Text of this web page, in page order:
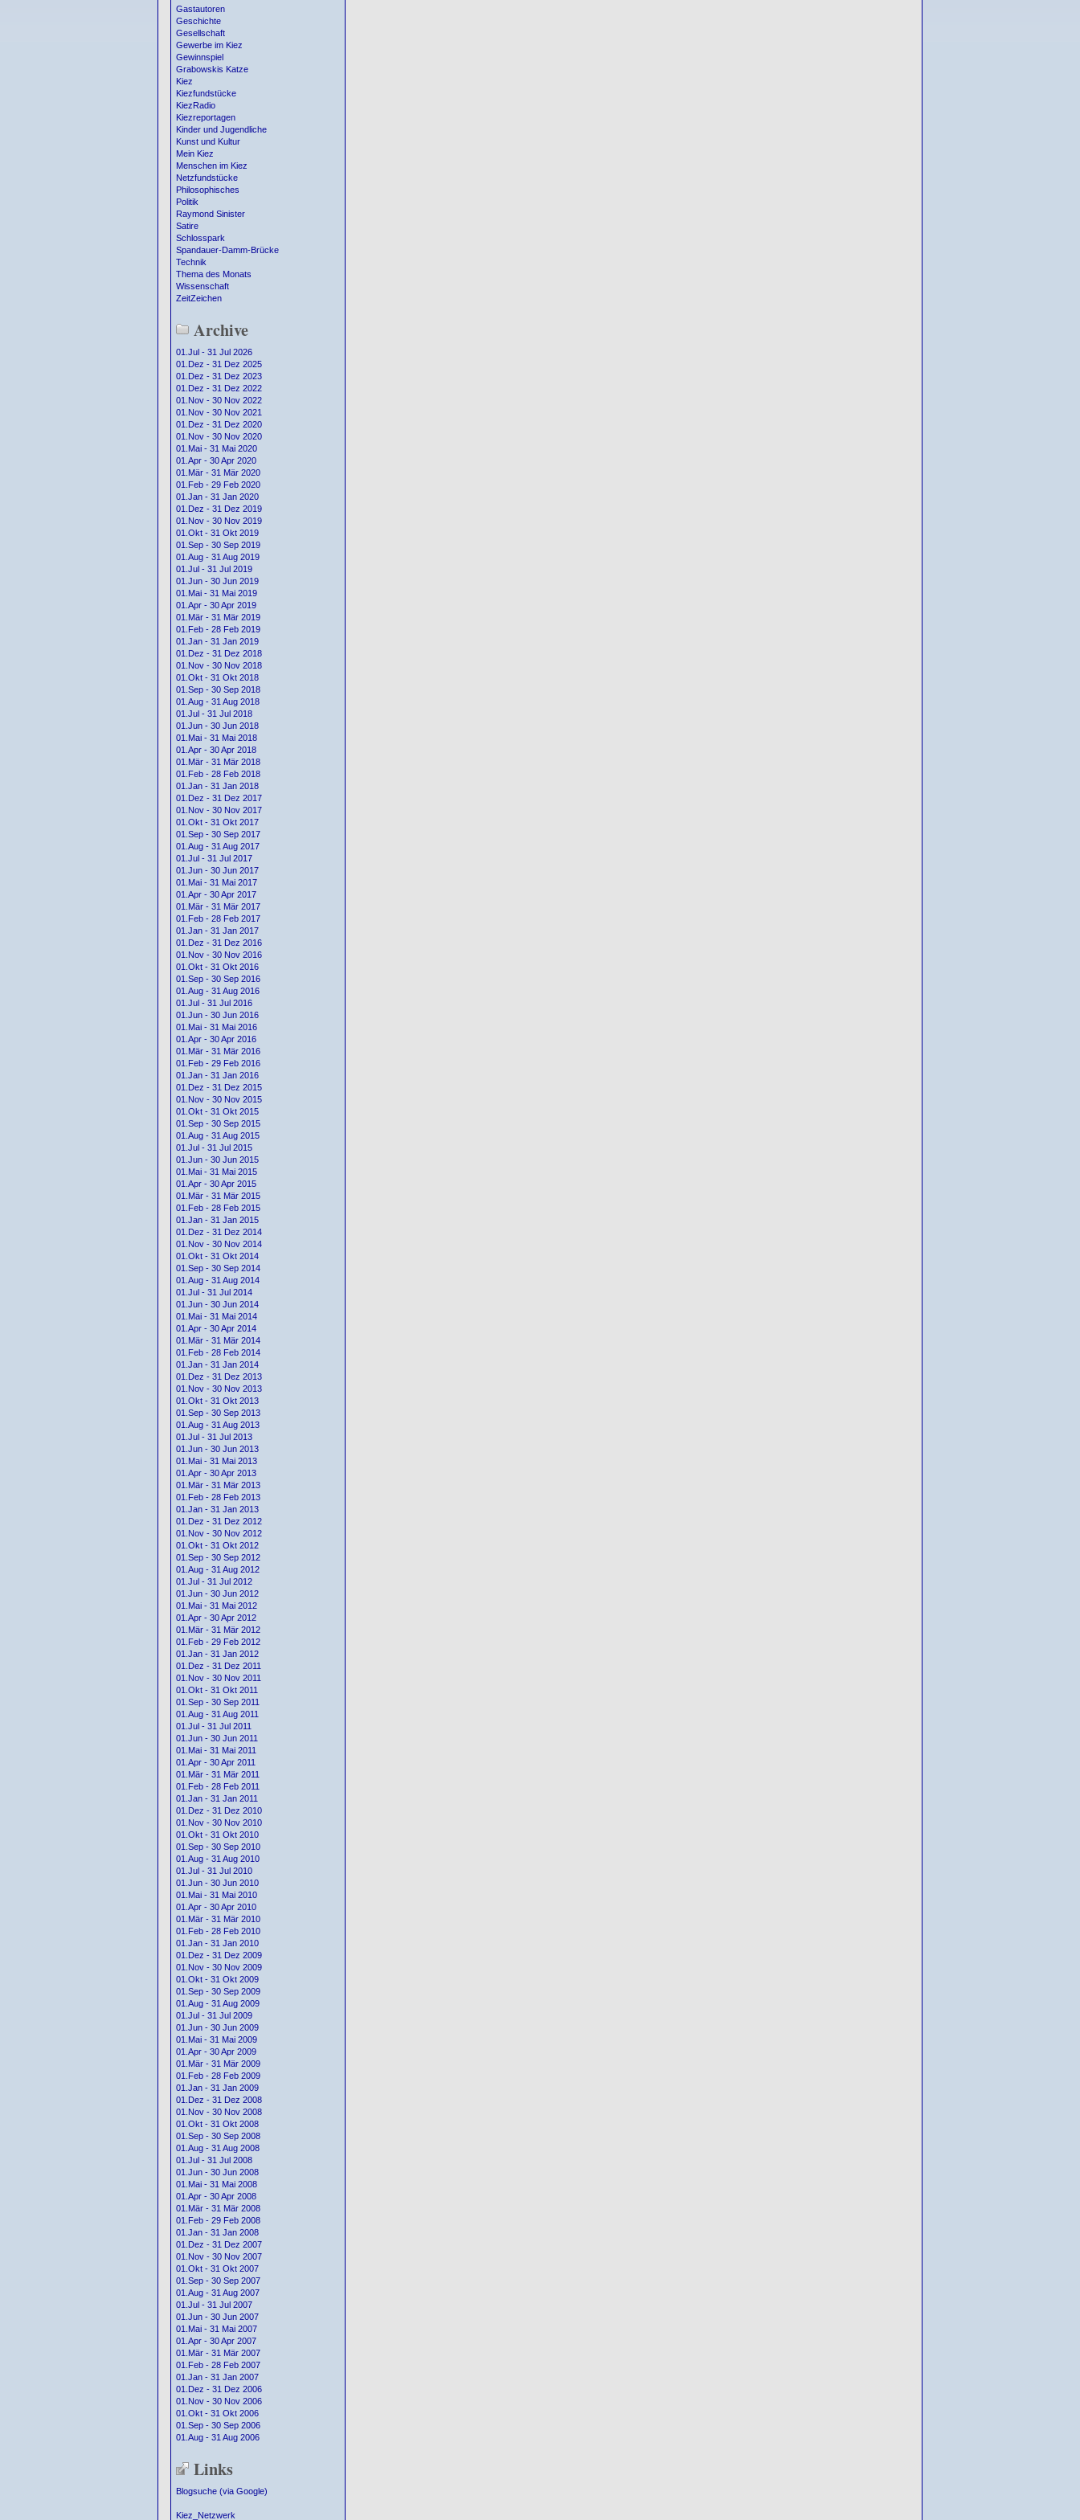
Gastautoren
Geschichte
Gesellschaft
Gewerbe im Kiez
Gewinnspiel
Grabowskis Katze
Kiez
Kiezfundstücke
KiezRadio
Kiezreportagen
Kinder und Jugendliche
Kunst und Kultur
Mein Kiez
Menschen im Kiez
Netzfundstücke
Philosophisches
Politik
Raymond Sinister
Satire
Schlosspark
Spandauer-Damm-Brücke
Technik
Thema des Monats
Wissenschaft
ZeitZeichen
Archive
01.Jul - 31 Jul 2026
01.Dez - 31 Dez 2025
01.Dez - 31 Dez 2023
01.Dez - 31 Dez 2022
01.Nov - 30 Nov 2022
01.Nov - 30 Nov 2021
01.Dez - 31 Dez 2020
01.Nov - 30 Nov 2020
01.Mai - 31 Mai 2020
01.Apr - 30 Apr 2020
01.Mär - 31 Mär 2020
01.Feb - 29 Feb 2020
01.Jan - 31 Jan 2020
01.Dez - 31 Dez 2019
01.Nov - 30 Nov 2019
01.Okt - 31 Okt 2019
01.Sep - 30 Sep 2019
01.Aug - 31 Aug 2019
01.Jul - 31 Jul 2019
01.Jun - 30 Jun 2019
01.Mai - 31 Mai 2019
01.Apr - 30 Apr 2019
01.Mär - 31 Mär 2019
01.Feb - 28 Feb 2019
01.Jan - 31 Jan 2019
01.Dez - 31 Dez 2018
01.Nov - 30 Nov 2018
01.Okt - 31 Okt 2018
01.Sep - 30 Sep 2018
01.Aug - 31 Aug 2018
01.Jul - 31 Jul 2018
01.Jun - 30 Jun 2018
01.Mai - 31 Mai 2018
01.Apr - 30 Apr 2018
01.Mär - 31 Mär 2018
01.Feb - 28 Feb 2018
01.Jan - 31 Jan 2018
01.Dez - 31 Dez 2017
01.Nov - 30 Nov 2017
01.Okt - 31 Okt 2017
01.Sep - 30 Sep 2017
01.Aug - 31 Aug 2017
01.Jul - 31 Jul 2017
01.Jun - 30 Jun 2017
01.Mai - 31 Mai 2017
01.Apr - 30 Apr 2017
01.Mär - 31 Mär 2017
01.Feb - 28 Feb 2017
01.Jan - 31 Jan 2017
01.Dez - 31 Dez 2016
01.Nov - 30 Nov 2016
01.Okt - 31 Okt 2016
01.Sep - 30 Sep 2016
01.Aug - 31 Aug 2016
01.Jul - 31 Jul 2016
01.Jun - 30 Jun 2016
01.Mai - 31 Mai 2016
01.Apr - 30 Apr 2016
01.Mär - 31 Mär 2016
01.Feb - 29 Feb 2016
01.Jan - 31 Jan 2016
01.Dez - 31 Dez 2015
01.Nov - 30 Nov 2015
01.Okt - 31 Okt 2015
01.Sep - 30 Sep 2015
01.Aug - 31 Aug 2015
01.Jul - 31 Jul 2015
01.Jun - 30 Jun 2015
01.Mai - 31 Mai 2015
01.Apr - 30 Apr 2015
01.Mär - 31 Mär 2015
01.Feb - 28 Feb 2015
01.Jan - 31 Jan 2015
01.Dez - 31 Dez 2014
01.Nov - 30 Nov 2014
01.Okt - 31 Okt 2014
01.Sep - 30 Sep 2014
01.Aug - 31 Aug 2014
01.Jul - 31 Jul 2014
01.Jun - 30 Jun 2014
01.Mai - 31 Mai 2014
01.Apr - 30 Apr 2014
01.Mär - 31 Mär 2014
01.Feb - 28 Feb 2014
01.Jan - 31 Jan 2014
01.Dez - 31 Dez 2013
01.Nov - 30 Nov 2013
01.Okt - 31 Okt 2013
01.Sep - 30 Sep 2013
01.Aug - 31 Aug 2013
01.Jul - 31 Jul 2013
01.Jun - 30 Jun 2013
01.Mai - 31 Mai 2013
01.Apr - 30 Apr 2013
01.Mär - 31 Mär 2013
01.Feb - 28 Feb 2013
01.Jan - 31 Jan 2013
01.Dez - 31 Dez 2012
01.Nov - 30 Nov 2012
01.Okt - 31 Okt 2012
01.Sep - 30 Sep 2012
01.Aug - 31 Aug 2012
01.Jul - 31 Jul 2012
01.Jun - 30 Jun 2012
01.Mai - 31 Mai 2012
01.Apr - 30 Apr 2012
01.Mär - 31 Mär 2012
01.Feb - 29 Feb 2012
01.Jan - 31 Jan 2012
01.Dez - 31 Dez 2011
01.Nov - 30 Nov 2011
01.Okt - 31 Okt 2011
01.Sep - 30 Sep 2011
01.Aug - 31 Aug 2011
01.Jul - 31 Jul 2011
01.Jun - 30 Jun 2011
01.Mai - 31 Mai 2011
01.Apr - 30 Apr 2011
01.Mär - 31 Mär 2011
01.Feb - 28 Feb 2011
01.Jan - 31 Jan 2011
01.Dez - 31 Dez 2010
01.Nov - 30 Nov 2010
01.Okt - 31 Okt 2010
01.Sep - 30 Sep 2010
01.Aug - 31 Aug 2010
01.Jul - 31 Jul 2010
01.Jun - 30 Jun 2010
01.Mai - 31 Mai 2010
01.Apr - 30 Apr 2010
01.Mär - 31 Mär 2010
01.Feb - 28 Feb 2010
01.Jan - 31 Jan 2010
01.Dez - 31 Dez 2009
01.Nov - 30 Nov 2009
01.Okt - 31 Okt 2009
01.Sep - 30 Sep 2009
01.Aug - 31 Aug 2009
01.Jul - 31 Jul 2009
01.Jun - 30 Jun 2009
01.Mai - 31 Mai 2009
01.Apr - 30 Apr 2009
01.Mär - 31 Mär 2009
01.Feb - 28 Feb 2009
01.Jan - 31 Jan 2009
01.Dez - 31 Dez 2008
01.Nov - 30 Nov 2008
01.Okt - 31 Okt 2008
01.Sep - 30 Sep 2008
01.Aug - 31 Aug 2008
01.Jul - 31 Jul 2008
01.Jun - 30 Jun 2008
01.Mai - 31 Mai 2008
01.Apr - 30 Apr 2008
01.Mär - 31 Mär 2008
01.Feb - 29 Feb 2008
01.Jan - 31 Jan 2008
01.Dez - 31 Dez 2007
01.Nov - 30 Nov 2007
01.Okt - 31 Okt 2007
01.Sep - 30 Sep 2007
01.Aug - 31 Aug 2007
01.Jul - 31 Jul 2007
01.Jun - 30 Jun 2007
01.Mai - 31 Mai 2007
01.Apr - 30 Apr 2007
01.Mär - 31 Mär 2007
01.Feb - 28 Feb 2007
01.Jan - 31 Jan 2007
01.Dez - 31 Dez 2006
01.Nov - 30 Nov 2006
01.Okt - 31 Okt 2006
01.Sep - 30 Sep 2006
01.Aug - 31 Aug 2006
Links
Blogsuche (via Google)
Kiez_Netzwerk